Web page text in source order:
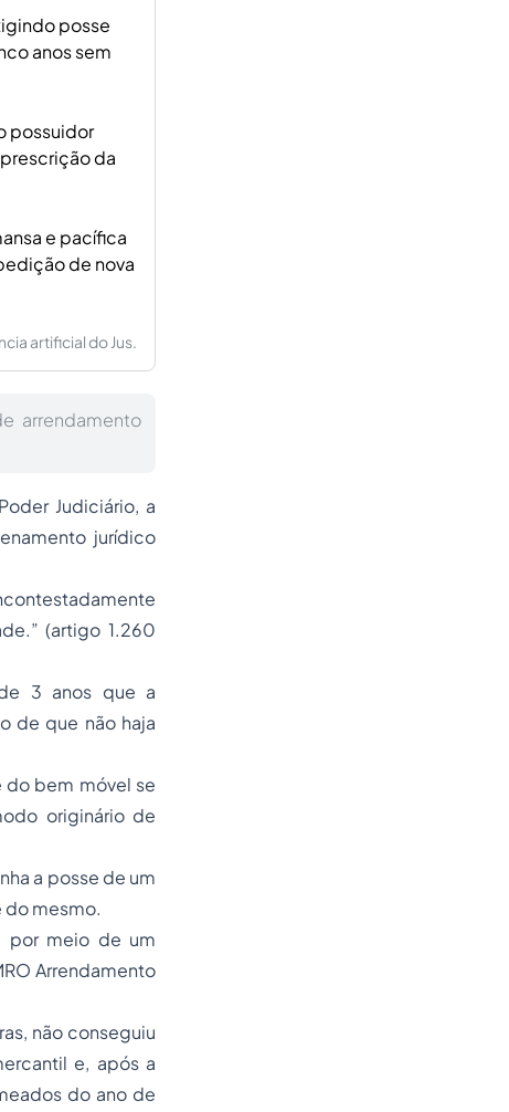
posse
anos sem
possuidor
da
e pacífica
de nova
artificial do Jus.
arrendamento
Judiciário, a
jurídico
(artigo 1.260
3 anos que a
de que não haja
do bem móvel se
originário de
a posse de um
do mesmo.
por meio de um
Arrendamento
não conseguiu
e, após a
do ano de